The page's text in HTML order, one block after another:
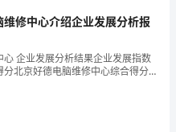
修中心介绍企业发展分析报
企业发展分析结果企业发展指数
北京好德电脑维修中心综合得分
据企业规模、企业创新、企业风
对企业发展情况进行评价。该企